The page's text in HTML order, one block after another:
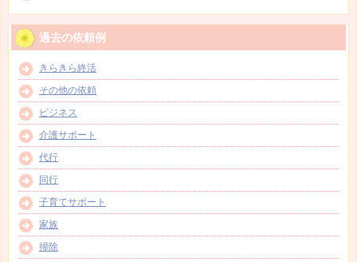
過去の依頼例
きらきら終活
その他の依頼
ビジネス
介護サポート
代行
同行
子育てサポート
家族
掃除